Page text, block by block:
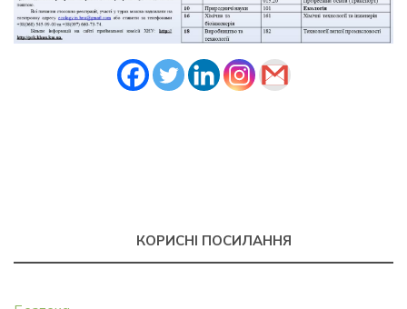
КОРИСНІ ПОСИЛАННЯ